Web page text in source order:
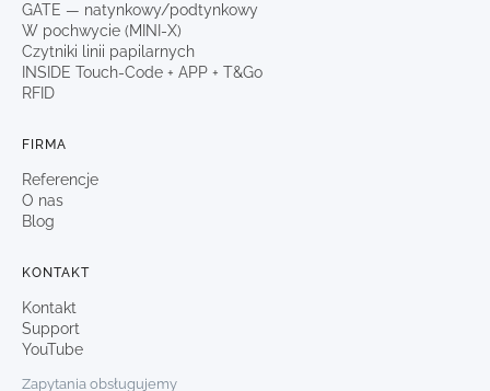
GATE — natynkowy/podtynkowy
W pochwycie (MINI-X)
Czytniki linii papilarnych
INSIDE Touch-Code + APP + T&Go
RFID
FIRMA
Referencje
O nas
Blog
KONTAKT
Kontakt
Support
YouTube
Zapytania obsługujemy